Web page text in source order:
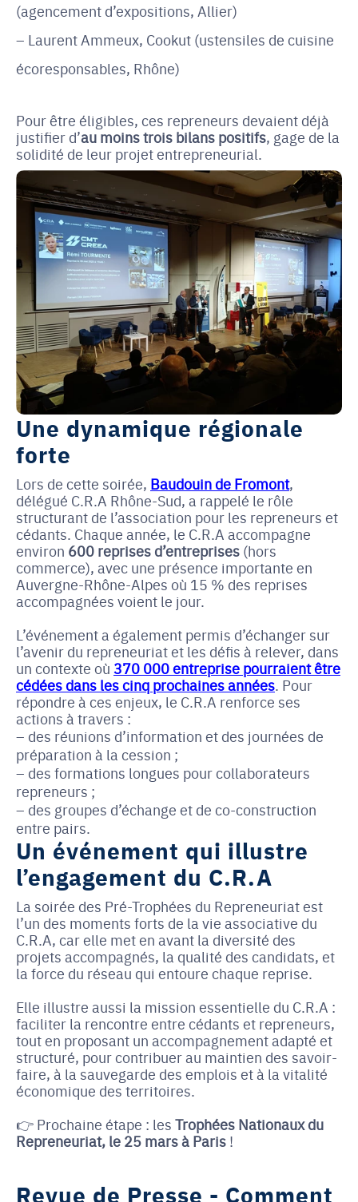
(agencement d’expositions, Allier)
Laurent Ammeux, Cookut (ustensiles de cuisine
écoresponsables, Rhône)
Pour être éligibles, ces repreneurs devaient déjà
justifier d’au moins trois bilans positifs, gage de la
solidité de leur projet entrepreneurial.
Une dynamique régionale
forte
Lors de cette soirée, Baudouin de Fromont,
délégué C.R.A Rhône-Sud, a rappelé le rôle
structurant de l’association pour les repreneurs et
cédants. Chaque année, le C.R.A accompagne
environ 600 reprises d’entreprises (hors
commerce), avec une présence importante en
Auvergne-Rhône-Alpes où 15 % des reprises
accompagnées voient le jour.
L’événement a également permis d’échanger sur
l’avenir du repreneuriat et les défis à relever, dans
un contexte où 370 000 entreprise pourraient être
cédées dans les cinq prochaines années. Pour
répondre à ces enjeux, le C.R.A renforce ses
actions à travers :
des réunions d’information et des journées de
préparation à la cession ;
des formations longues pour collaborateurs
repreneurs ;
des groupes d’échange et de co-construction
entre pairs.
Un événement qui illustre
l’engagement du C.R.A
La soirée des Pré-Trophées du Repreneuriat est
l’un des moments forts de la vie associative du
C.R.A, car elle met en avant la diversité des
projets accompagnés, la qualité des candidats, et
la force du réseau qui entoure chaque reprise.
Elle illustre aussi la mission essentielle du C.R.A :
faciliter la rencontre entre cédants et repreneurs,
tout en proposant un accompagnement adapté et
structuré, pour contribuer au maintien des savoir-
faire, à la sauvegarde des emplois et à la vitalité
économique des territoires.
👉 Prochaine étape : les Trophées Nationaux du
Repreneuriat, le 25 mars à Paris !
Revue de Presse - Comment